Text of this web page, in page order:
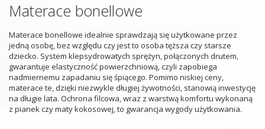
Materace bonellowe
Materace bonellowe idealnie sprawdzają się użytkowane przez
jedną osobę, bez względu czy jest to osoba tęższa czy starsze
dziecko. System klepsydrowatych sprężyn, połączonych drutem,
gwarantuje elastyczność powierzchniową, czyli zapobiega
nadmiernemu zapadaniu się śpiącego. Pomimo niskiej ceny,
materace te, dzięki niezwykle długiej żywotności, stanowią inwestycję
na długie lata. Ochrona filcowa, wraz z warstwą komfortu wykonaną
z pianek czy maty kokosowej, to gwarancja wygody użytkowania.